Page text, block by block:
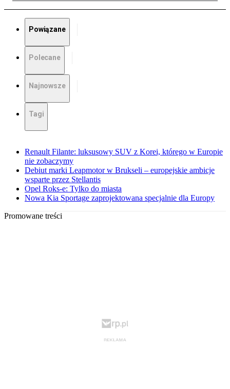
Powiązane
Polecane
Najnowsze
Tagi
Renault Filante: luksusowy SUV z Korei, którego w Europie
nie zobaczymy
Debiut marki Leapmotor w Brukseli – europejskie ambicje
wsparte przez Stellantis
Opel Roks-e: Tylko do miasta
Nowa Kia Sportage zaprojektowana specjalnie dla Europy
Promowane treści